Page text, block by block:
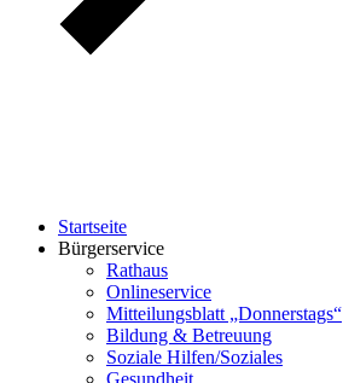
Startseite
Bürgerservice
Rathaus
Onlineservice
Mitteilungsblatt „Donnerstags“
Bildung & Betreuung
Soziale Hilfen/Soziales
Gesundheit